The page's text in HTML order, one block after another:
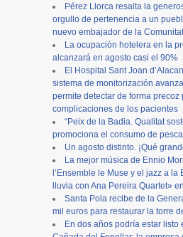
Pérez Llorca resalta la
orgullo de pertenencia a un
nuevo embajador de la
La ocupación hotelera en la
alcanzará en agosto casi el 90%
El Hospital Sant Joan
sistema de monitorización
permite detectar de forma precoz
complicaciones de los pacientes
“Peix de la Badia. Qualitat
promociona el consumo de
Un agosto distinto. ¡Qué
La mejor música de Ennio
l’Ensemble le Muse y el jazz a
lluvia con Ana Pereira Quartet»
Santa Pola recibe de la
mil euros para restaurar la torre
En dos años podría estar listo